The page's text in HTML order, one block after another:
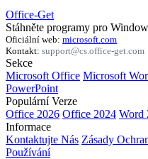
Office-Get
Stáhněte programy pro
Oficiální web: microsoft.com
Kontakt: support@cs.office-get.com
Sekce
Microsoft Office Microsoft
PowerPoint
Populární Verze
Office 2026 Office 2024 Word
Informace
Kontaktujte Nás Zásady
Používání